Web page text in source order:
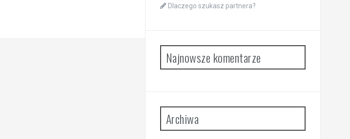
Dlaczego szukasz partnera?
Najnowsze komentarze
Archiwa